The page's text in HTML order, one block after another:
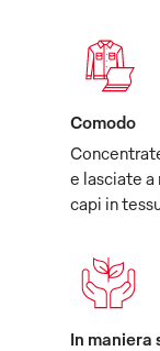
Comodo
e lasciate a
capi in
In